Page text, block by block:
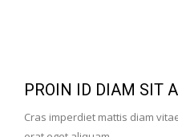
PROIN ID DIAM SIT
Cras imperdiet mattis diam